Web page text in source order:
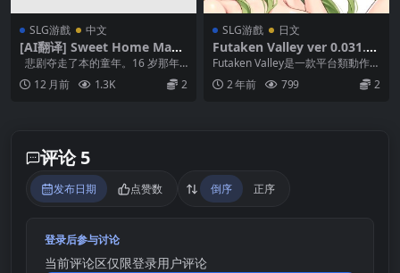
SLG游戲 中文
[AI翻译] Sweet Home Magi
c [v0.1a]
悲剧夺走了本的童年。16 岁那年
的一场空难使他被推定死亡，但他
活了下来，流落...
12 月前 1.3K 2
SLG游戲 日文
Futaken Valley ver 0.031.60
無碼 PC+Android
Futaken Valley是一款平台類動作遊
戲。 Nene 是一個喜歡蘑菇的f...
2 年前 799 2
评论 5
发布日期 点赞数 倒序 正序
登录后参与讨论
当前评论区仅限登录用户评论